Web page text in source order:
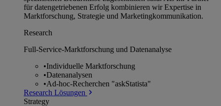
für datengetriebenen Erfolg kombinieren wir Expertise in
Marktforschung, Strategie und Marketingkommunikation.
Research
Full-Service-Marktforschung und Datenanalyse
•Individuelle Marktforschung
•Datenanalysen
•Ad-hoc-Recherchen "askStatista"
Research Lösungen
Strategy